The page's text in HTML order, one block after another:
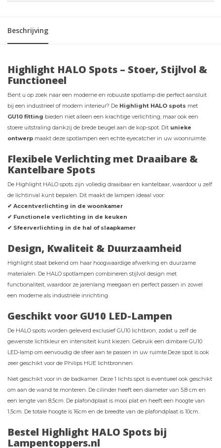
Beschrijving
Highlight HALO Spots – Stoer, Stijlvol &
Functioneel
Bent u op zoek naar een moderne en robuuste spotlamp die perfect aansluit
bij een industrieel of modern interieur? De Highlight HALO spots met
GU10 fitting bieden niet alleen een krachtige verlichting, maar ook een
stoere uitstraling dankzij de brede beugel aan de kop-spot. Dit unieke
ontwerp maakt deze spotlampen een echte eyecatcher in uw woonruimte.
Flexibele Verlichting met Draaibare &
Kantelbare Spots
De Highlight HALO spots zijn volledig draaibaar en kantelbaar, waardoor u zelf
de lichtinval kunt bepalen. Dit maakt de lampen ideaal voor:
✔ Accentverlichting in de woonkamer
✔ Functionele verlichting in de keuken
✔ Sfeerverlichting in de hal of slaapkamer
Design, Kwaliteit & Duurzaamheid
Highlight staat bekend om haar hoogwaardige afwerking en duurzame
materialen. De HALO spotlampen combineren stijlvol design met
functionaliteit, waardoor ze jarenlang meegaan en perfect passen in zowel
een moderne als industriële inrichting.
Geschikt voor GU10 LED-Lampen
De HALO spots worden geleverd exclusief GU10 lichtbron, zodat u zelf de
gewenste lichtkleur en intensiteit kunt kiezen. Gebruik een dimbare GU10
LED-lamp om eenvoudig de sfeer aan te passen in uw ruimte.Deze spot is ook
zeer geschikt voor de Philips HUE lichtbronnen.
Niet geschikt voor in de badkamer. Deze 1 lichts spot is eventueel ook geschikt
om aan de wand te monteren. De cilinder heeft een diameter van 5,8 cm en
een lengte van 8,5cm. De plafondplaat is mooi plat en heeft een hoogte van
1,5cm. De totale hoogte is 16cm en de breedte van de plafondplaat is 10cm.
Bestel Highlight HALO Spots bij
Lampentoppers.nl